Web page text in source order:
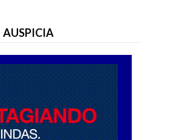
AUSPICIA